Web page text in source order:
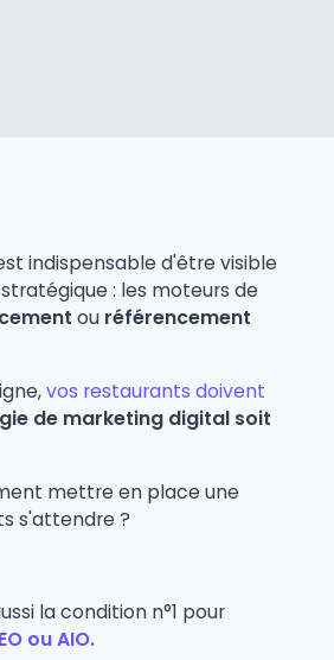
indispensable d'être visible
: les moteurs de
ou référencement
vos restaurants doivent
de marketing digital soit
mettre en place une
s'attendre ?
la condition n°1 pour
ou AIO.